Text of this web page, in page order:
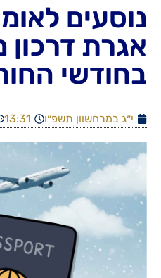
נוסעים
אגרת
בחודשי
י״ג במרחשוון תשפ״ו 13:31